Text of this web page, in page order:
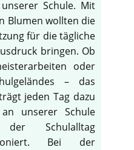
Schule. Mit
Blumen wollten die
für die tägliche
bringen. Ob
oder
– das
jeden Tag dazu
unserer Schule
Schulalltag
Bei der